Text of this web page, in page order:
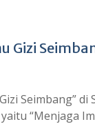
Gizi
Seimbang” di
“Menjaga